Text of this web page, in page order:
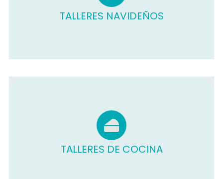
TALLERES NAVIDEÑOS
TALLERES DE COCINA